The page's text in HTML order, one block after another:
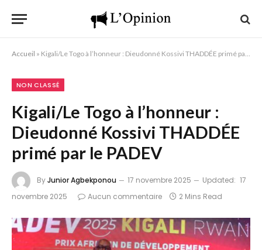
Accueil » Kigali/Le Togo à l’honneur : Dieudonné Kossivi THADDÉE primé par le PADEV
NON CLASSÉ
Kigali/Le Togo à l’honneur :
Dieudonné Kossivi THADDÉE
primé par le PADEV
ByJunior Agbekponou 17 novembre 2025 Updated: 17
novembre 2025
Aucun commentaire 2 Mins Read